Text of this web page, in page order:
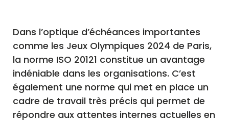
Dans l’optique d’échéances importantes
comme les Jeux Olympiques 2024 de Paris,
la norme ISO 20121 constitue un avantage
indéniable dans les organisations. C’est
également une norme qui met en place un
cadre de travail très précis qui permet de
répondre aux attentes internes actuelles en